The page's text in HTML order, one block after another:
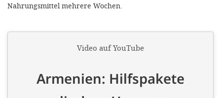
Nahrungsmittel mehrere Wochen.